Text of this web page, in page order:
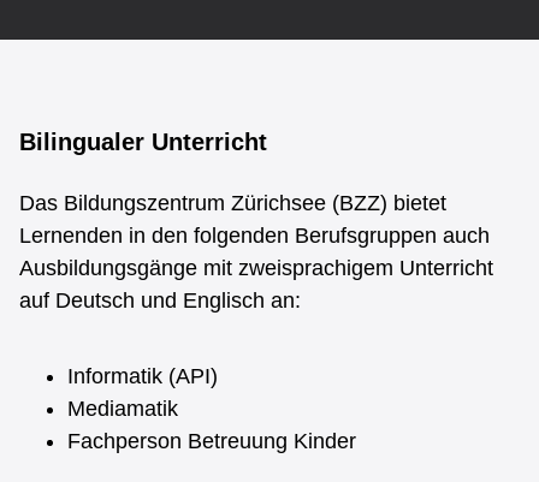
Bilingualer Unterricht
Das Bildungszentrum Zürichsee (BZZ) bietet
Lernenden in den folgenden Berufsgruppen auch
Ausbildungsgänge mit zweisprachigem Unterricht
auf Deutsch und Englisch an:
Informatik (API)
Mediamatik
Fachperson Betreuung Kinder